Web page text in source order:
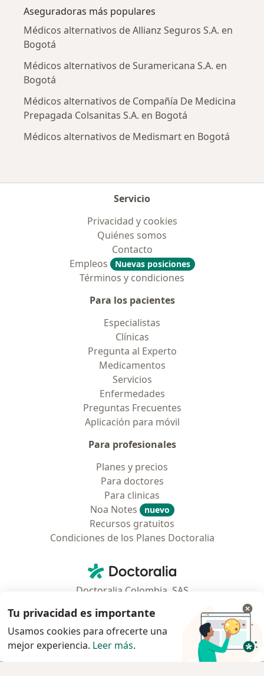
Aseguradoras más populares
Médicos alternativos de Allianz Seguros S.A. en
Bogotá
Médicos alternativos de Suramericana S.A. en
Bogotá
Médicos alternativos de Compañía De Medicina
Prepagada Colsanitas S.A. en Bogotá
Médicos alternativos de Medismart en Bogotá
Servicio
Privacidad y cookies
Quiénes somos
Contacto
Empleos
Nuevas posiciones
Términos y condiciones
Para los pacientes
Especialistas
Clínicas
Pregunta al Experto
Medicamentos
Servicios
Enfermedades
Preguntas Frecuentes
Aplicación para móvil
Para profesionales
Planes y precios
Para doctores
Para clinicas
Noa Notes
nuevo
Recursos gratuitos
Condiciones de los Planes Doctoralia
Doctoralia - Página de inicio
Doctoralia Colombia, SAS
Municipio: Bogotá D.C., Colombia
Tu privacidad es importante
Usamos cookies para ofrecerte una
mejor experiencia. Leer más.